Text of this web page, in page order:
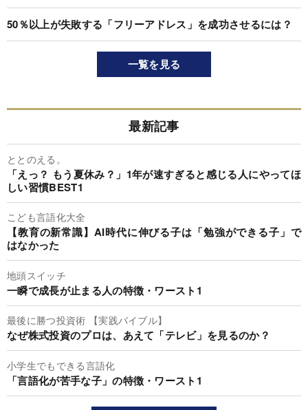
50％以上が失敗する「フリーアドレス」を成功させるには？
一覧を見る
最新記事
ととのえる。
「えっ？ もう夏休み？」1年が速すぎると感じる人にやってほ
しい習慣BEST1
こども言語化大全
【教育の新常識】AI時代に伸びる子は「勉強ができる子」で
はなかった
地頭スイッチ
一瞬で成長が止まる人の特徴・ワースト1
最後に勝つ投資術 【実践バイブル】
なぜ株式投資のプロは、あえて「テレビ」を見るのか？
小学生でもできる言語化
「言語化が苦手な子」の特徴・ワースト1